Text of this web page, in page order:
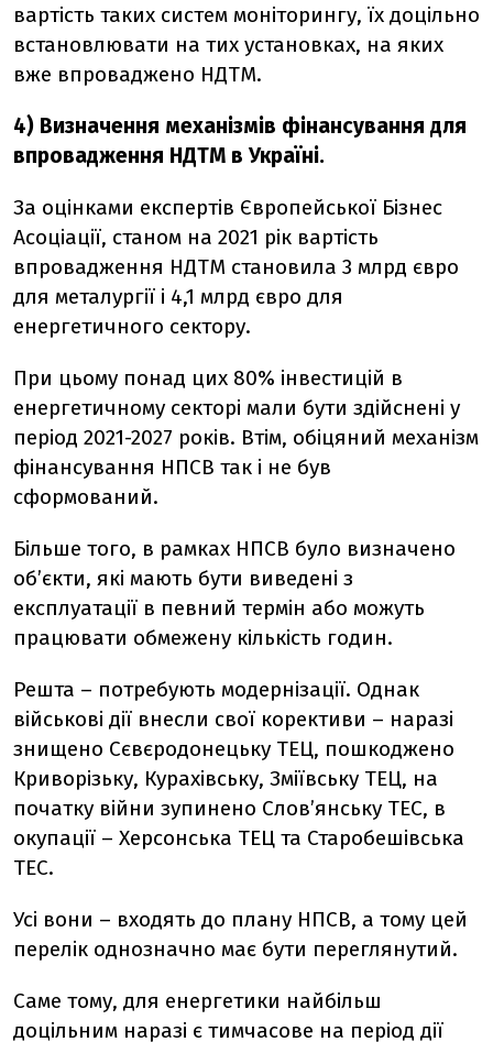
вартість таких систем моніторингу, їх доцільно
встановлювати на тих установках, на яких
вже впроваджено НДТМ.
4) Визначення механізмів фінансування для
впровадження НДТМ в Україні.
За оцінками експертів Європейської Бізнес
Асоціації, станом на 2021 рік вартість
впровадження НДТМ становила 3 млрд євро
для металургії і 4,1 млрд євро для
енергетичного сектору.
При цьому понад цих 80% інвестицій в
енергетичному секторі мали бути здійснені у
період 2021-2027 років. Втім, обіцяний механізм
фінансування НПСВ так і не був
сформований.
Більше того, в рамках НПСВ було визначено
об’єкти, які мають бути виведені з
експлуатації в певний термін або можуть
працювати обмежену кількість годин.
Решта – потребують модернізації. Однак
військові дії внесли свої корективи – наразі
знищено Сєвєродонецьку ТЕЦ, пошкоджено
Криворізьку, Курахівську, Зміївську ТЕЦ, на
початку війни зупинено Слов’янську ТЕС, в
окупації – Херсонська ТЕЦ та Старобешівська
ТЕС.
Усі вони – входять до плану НПСВ, а тому цей
перелік однозначно має бути переглянутий.
Саме тому, для енергетики найбільш
доцільним наразі є тимчасове на період дії